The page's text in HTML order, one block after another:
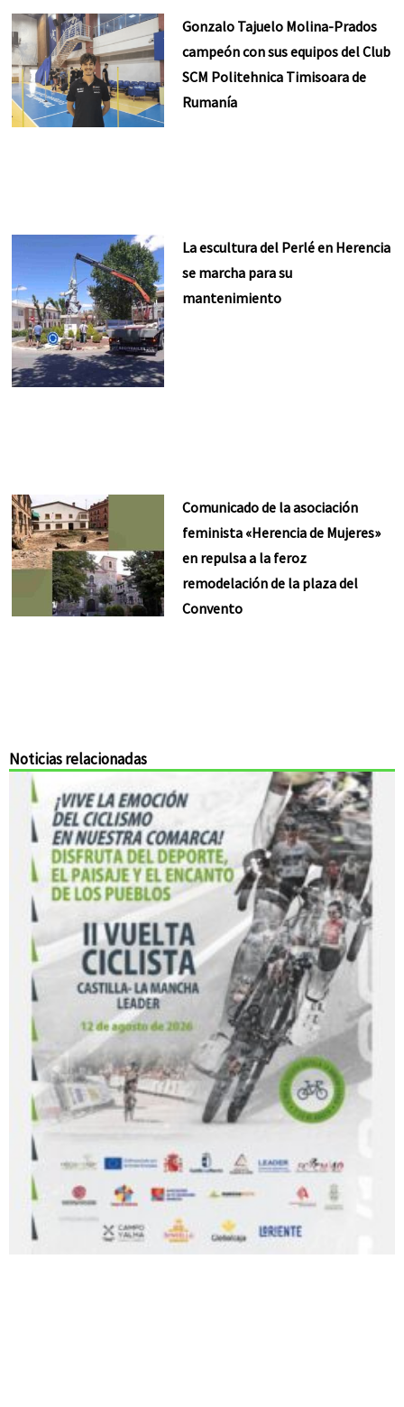
Gonzalo Tajuelo Molina-Prados
campeón con sus equipos del Club
SCM Politehnica Timisoara de
Rumanía
La escultura del Perlé en Herencia
se marcha para su
mantenimiento
Comunicado de la asociación
feminista «Herencia de Mujeres»
en repulsa a la feroz
remodelación de la plaza del
Convento
Noticias relacionadas